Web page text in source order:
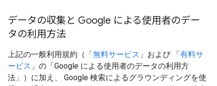
データの収集と Google による使用者のデー
タの利用方法
上記の一般利用規約（「無料サービス 」および 「有料サ
ービス 」の「Google による使用者のデータの利用方
法」）に加え、 Google 検索によるグラウンディングを使